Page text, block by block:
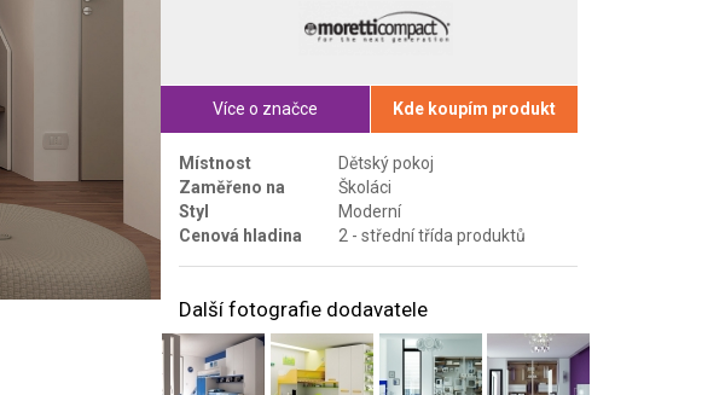
Více o značce Kde koupím produkt
Místnost
Dětský pokoj
Zaměřeno na
Školáci
Styl
Moderní
Cenová hladina
2 - střední třída produktů
Další fotografie dodavatele